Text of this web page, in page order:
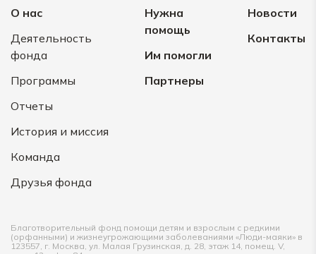
О нас
Деятельность
фонда
Программы
Отчеты
История и миссия
Команда
Друзья фонда
Нужна
помощь
Им помогли
Партнеры
Новости
Контакты
Благотворительный фонд помощи детям и взрослым с редкими
(орфанными) и жизнеугрожающими заболеваниями «Люди-маяки» в
123557, г. Москва, ул. Малая Грузинская, д. 28, этаж 14, помещ. V,